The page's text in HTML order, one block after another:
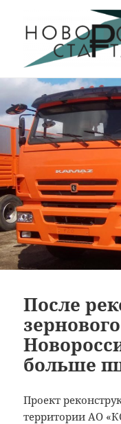
Новорос
После
больше
Проект
территории АО